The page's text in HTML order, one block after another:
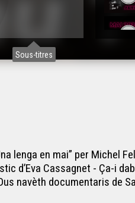
Sous-titres
lenga en mai” per Michel
d’Eva Cassagnet - Ça-i
navèth documentaris de